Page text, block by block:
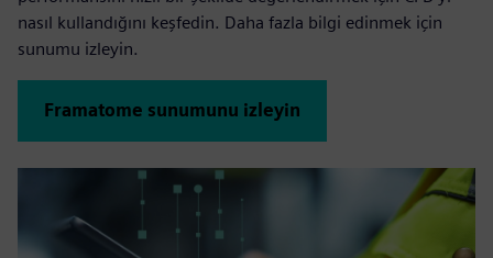
nasıl kullandığını keşfedin. Daha fazla bilgi edinmek için
sunumu izleyin.
Framatome sunumunu izleyin